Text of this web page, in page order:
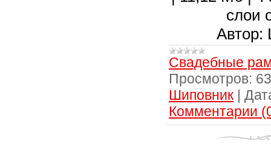
слои
Автор:
Свадебные
Просмотров:
Шиповник |
Комментарии